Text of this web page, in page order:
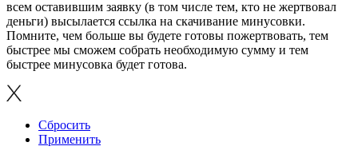
всем оставившим заявку (в том числе тем, кто не жертвовал
деньги) высылается ссылка на скачивание минусовки.
Помните, чем больше вы будете готовы пожертвовать, тем
быстрее мы сможем собрать необходимую сумму и тем
быстрее минусовка будет готова.
Сбросить
Применить